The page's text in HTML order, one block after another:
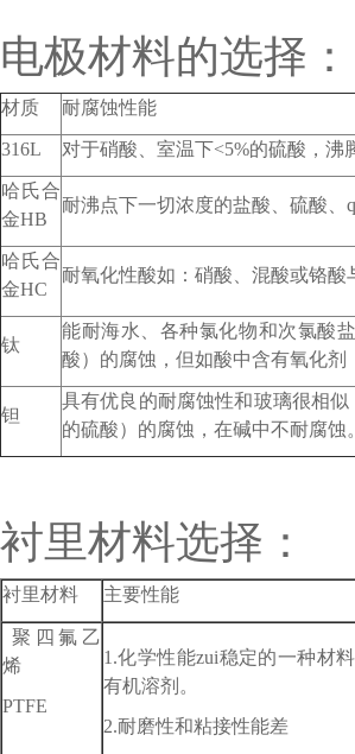
电极材料的选择：
材质 耐腐蚀性能
316L 对于硝酸、室温下<5%的硫酸，
哈氏合
金HB
耐沸点下一切浓度的盐酸、硫酸
哈氏合
金HC
耐氧化性酸如：硝酸、混酸或铬
钛
能耐海水、各种氯化物和次氯酸
酸）的腐蚀，但如酸中含有氧化剂
钽
具有优良的耐腐蚀性和玻璃很相
的硫酸）的腐蚀，在碱中不耐腐蚀。
衬里材料选择：
衬里材料 主要性能
聚四氟乙
烯
PTFE
1.化学性能zui稳定的一种材
有机溶剂。
2.耐磨性和粘接性能差